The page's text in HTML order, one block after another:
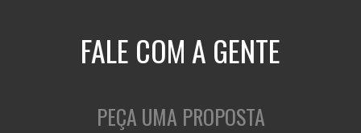
FALE COM A GENTE
PEÇA UMA PROPOSTA